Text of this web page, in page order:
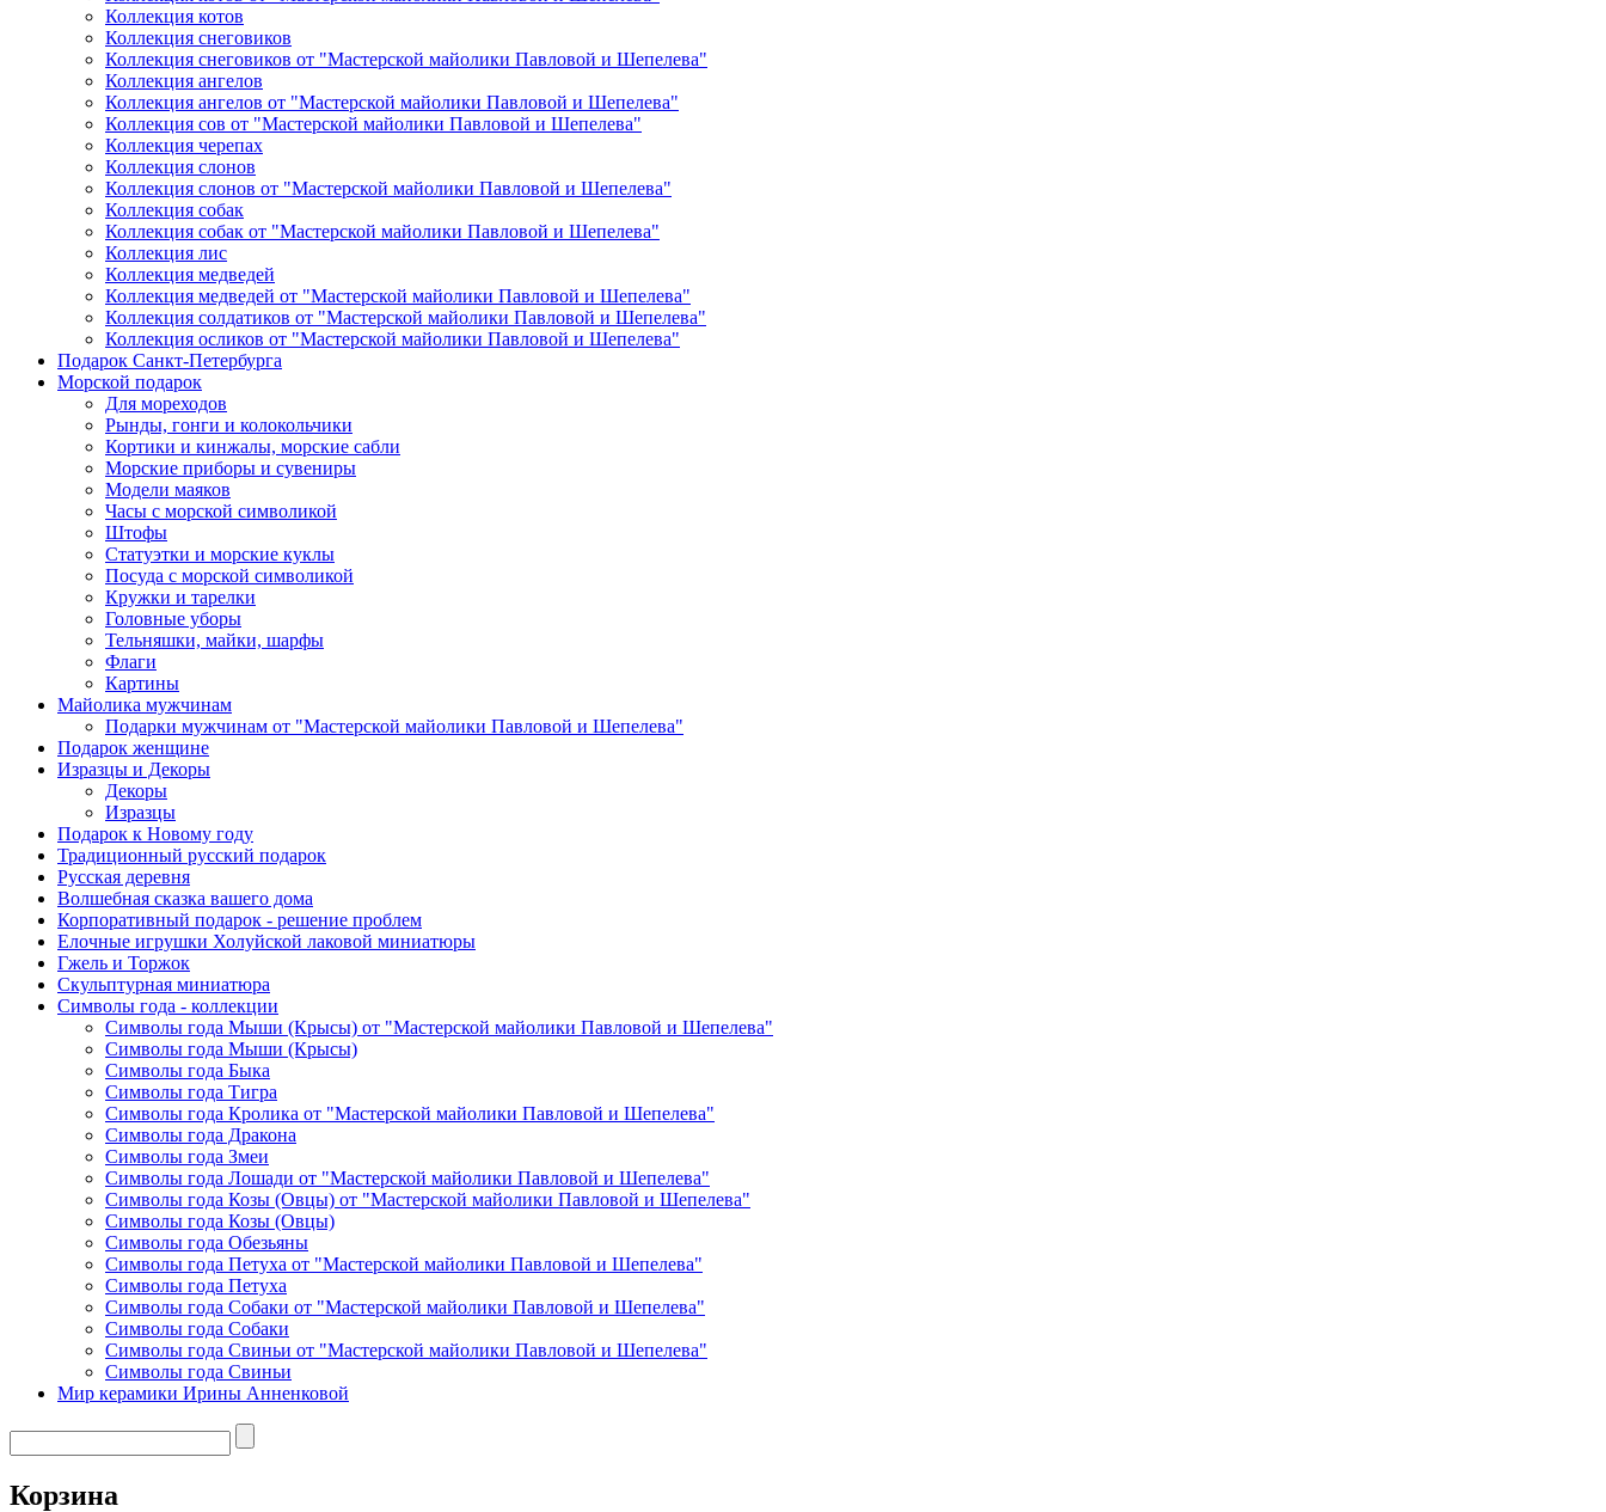
Коллекция котов
Коллекция снеговиков
Коллекция снеговиков от "Мастерской майолики Павловой и Шепелева"
Коллекция ангелов
Коллекция ангелов от "Мастерской майолики Павловой и Шепелева"
Коллекция сов от "Мастерской майолики Павловой и Шепелева"
Коллекция черепах
Коллекция слонов
Коллекция слонов от "Мастерской майолики Павловой и Шепелева"
Коллекция собак
Коллекция собак от "Мастерской майолики Павловой и Шепелева"
Коллекция лис
Коллекция медведей
Коллекция медведей от "Мастерской майолики Павловой и Шепелева"
Коллекция солдатиков от "Мастерской майолики Павловой и Шепелева"
Коллекция осликов от "Мастерской майолики Павловой и Шепелева"
Подарок Санкт-Петербурга
Морской подарок
Для мореходов
Рынды, гонги и колокольчики
Кортики и кинжалы, морские сабли
Морские приборы и сувениры
Модели маяков
Часы с морской символикой
Штофы
Статуэтки и морские куклы
Посуда с морской символикой
Кружки и тарелки
Головные уборы
Тельняшки, майки, шарфы
Флаги
Картины
Майолика мужчинам
Подарки мужчинам от "Мастерской майолики Павловой и Шепелева"
Подарок женщине
Изразцы и Декоры
Декоры
Изразцы
Подарок к Новому году
Традиционный русский подарок
Русская деревня
Волшебная сказка вашего дома
Корпоративный подарок - решение проблем
Елочные игрушки Холуйской лаковой миниатюры
Гжель и Торжок
Скульптурная миниатюра
Символы года - коллекции
Символы года Мыши (Крысы) от "Мастерской майолики Павловой и Шепелева"
Символы года Мыши (Крысы)
Символы года Быка
Символы года Тигра
Символы года Кролика от "Мастерской майолики Павловой и Шепелева"
Символы года Дракона
Символы года Змеи
Символы года Лошади от "Мастерской майолики Павловой и Шепелева"
Символы года Козы (Овцы) от "Мастерской майолики Павловой и Шепелева"
Символы года Козы (Овцы)
Символы года Обезьяны
Символы года Петуха от "Мастерской майолики Павловой и Шепелева"
Символы года Петуха
Символы года Собаки от "Мастерской майолики Павловой и Шепелева"
Символы года Собаки
Символы года Свиньи от "Мастерской майолики Павловой и Шепелева"
Символы года Свиньи
Мир керамики Ирины Анненковой
Корзина